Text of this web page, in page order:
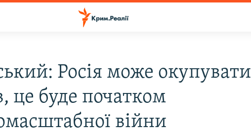
Росія може окупувати
це буде початком
війни